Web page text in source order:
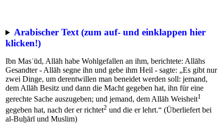
Arabischer Text (zum auf- und einklappen hier
klicken!)
Ibn Masʿūd, Allāh habe Wohlgefallen an ihm, berichtete: Allāhs
Gesandter - Allāh segne ihn und gebe ihm Heil - sagte: „Es gibt nur
zwei Dinge, um derentwillen man beneidet werden soll: jemand,
dem Allāh Besitz und dann die Macht gegeben hat, ihn für eine
gerechte Sache auszugeben; und jemand, dem Allāh Weisheit1
gegeben hat, nach der er richtet2 und die er lehrt.“ (Überliefert bei
al-Buẖārī und Muslim)